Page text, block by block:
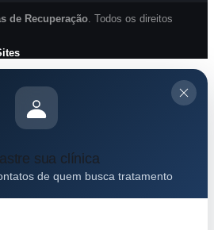
de Recuperação. Todos os direitos
sua clínica
de quem busca tratamento